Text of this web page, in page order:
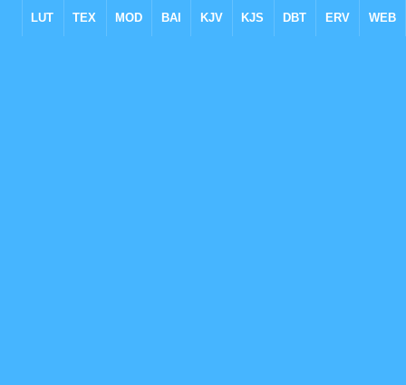
LUT TEX MOD BAI KJV KJS DBT ERV WEB